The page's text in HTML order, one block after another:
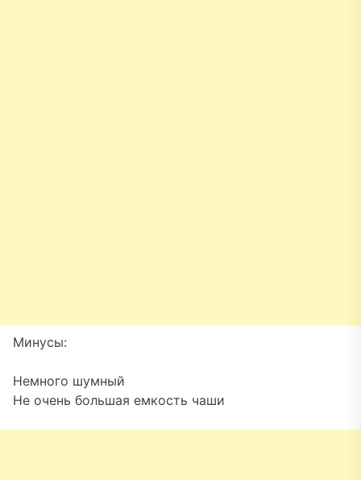
Минусы:
Немного шумный
Не очень большая емкость чаши